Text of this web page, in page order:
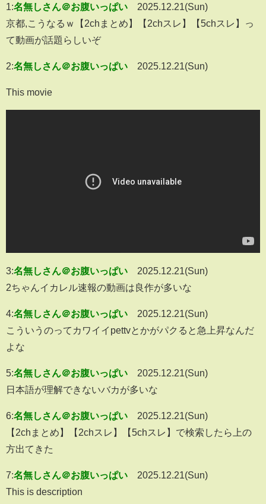
1:名無しさん＠お腹いっぱい
2025.12.21(Sun)
京都,こうなるｗ【2chまとめ】【2chスレ】【5chスレ】っ
て動画が話題らしいぞ
2:名無しさん＠お腹いっぱい 2025.12.21(Sun)
This movie
3:名無しさん＠お腹いっぱい
2025.12.21(Sun)
2ちゃんイカレル速報の動画は良作が多いな
4:名無しさん＠お腹いっぱい
2025.12.21(Sun)
こういうのってカワイイpettvとかがパクると急上昇なんだ
よな
5:名無しさん＠お腹いっぱい
2025.12.21(Sun)
日本語が理解できないバカが多いな
6:名無しさん＠お腹いっぱい
2025.12.21(Sun)
【2chまとめ】【2chスレ】【5chスレ】で検索したら上の
方出てきた
7:名無しさん＠お腹いっぱい
2025.12.21(Sun)
This is description